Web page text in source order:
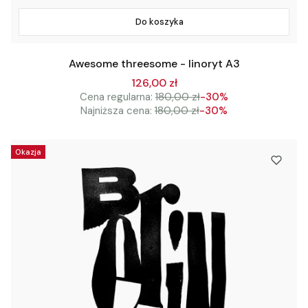
Do koszyka
Awesome threesome - linoryt A3
126,00 zł
Cena regularna: 180,00 zł-30%
Najniższa cena: 180,00 zł-30%
Okazja